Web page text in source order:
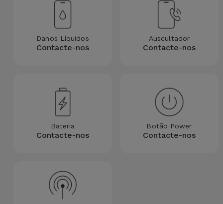
Gadgets
Malas
e Acessórios
Danos Líquidos
Contacte-nos
Auscultador
Contacte-nos
Bateria
Contacte-nos
Botão Power
Contacte-nos